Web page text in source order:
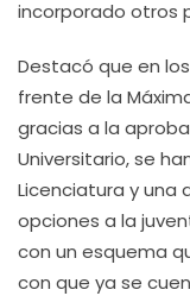
incorporado otros
Destacó que en
frente de la
gracias a la
Universitario, se
Licenciatura y una
opciones a la
con un esquema
con que ya se